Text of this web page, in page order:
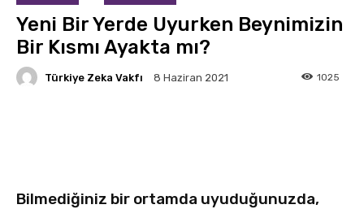
Yeni Bir Yerde Uyurken Beynimizin
Bir Kısmı Ayakta mı?
Türkiye Zeka Vakfı 8 Haziran 2021 1025
Bilmediğiniz bir ortamda uyuduğunuzda,